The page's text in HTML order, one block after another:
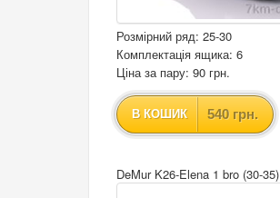
Розмірний ряд: 25-30
Комплектація ящика: 6
Ціна за пару: 90 грн.
В КОШИК 540 грн.
DeMur K26-Elena 1 bro (30-35)